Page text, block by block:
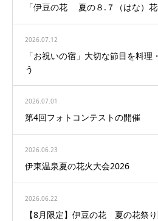
「伊豆の花 夏の８.７（はな）
2026.07.12
「お祝いの宿」大切な節目を料
う
2026.07.01
第4回フォトコンテストの開催
2026.06.23
伊東温泉夏の花火大会2026
2026.06.22
【8月限定】伊豆の花 夏の花祭